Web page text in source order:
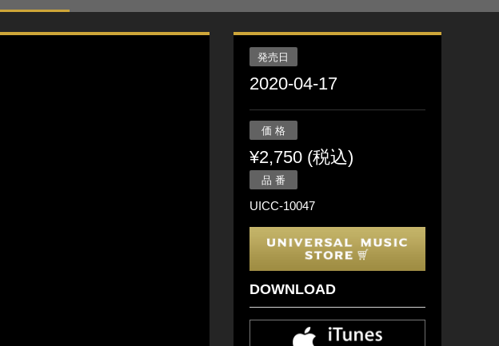
発売日
2020-04-17
価 格
¥2,750 (税込)
品 番
UICC-10047
DOWNLOAD